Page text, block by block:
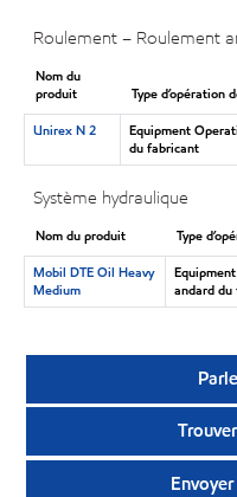
Roulement – Roulement
Nom du
produit
Type d’opération
Unirex N 2
Equipment
du fabricant
Système hydraulique
Nom du produit
Type
Mobil DTE Oil Heavy
Medium
andard